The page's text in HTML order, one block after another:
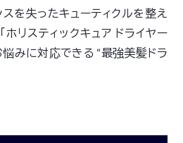
を失ったキューティクルを整え
ホリスティックキュア ドライヤー
悩みに対応できる “最強美髪ドラ